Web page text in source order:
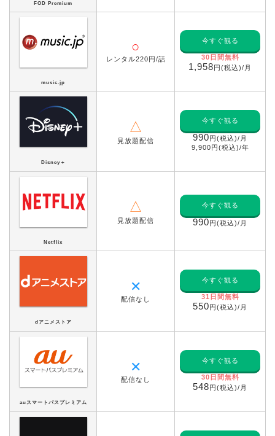
FOD Premium
music.jp
○
レンタル220円/話
今すぐ観る
30日間無料
1,958円(税込)/月
Disney＋
△
見放題配信
今すぐ観る
990円(税込)/月
9,900円(税込)/年
Netflix
△
見放題配信
今すぐ観る
990円(税込)/月
dアニメストア
✕
配信なし
今すぐ観る
31日間無料
550円(税込)/月
auスマートパスプレミアム
✕
配信なし
今すぐ観る
30日間無料
548円(税込)/月